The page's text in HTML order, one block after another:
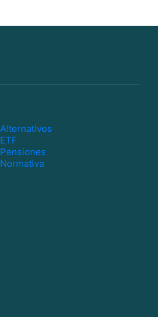
Alternativos
ETF
Pensiones
Normativa